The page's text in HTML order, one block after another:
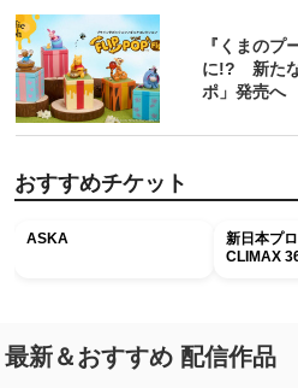
『くまのプ
に!? 新たな
ポ」発売へ
おすすめチケット
ASKA
新日本プ
CLIMAX
最新＆おすすめ 配信作品